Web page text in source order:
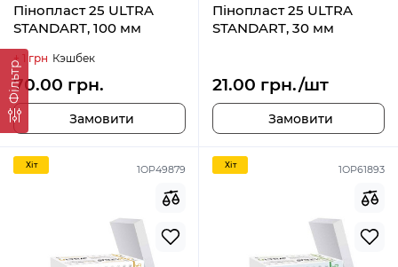
Фільтр
Пінопласт 25 ULTRA
STANDART, 100 мм
+ 1 грн Кэшбек
70.00 грн.
Замовити
Пінопласт 25 ULTRA
STANDART, 30 мм
21.00 грн./шт
Замовити
1OP49879
Хiт 1ОР61893
Хiт